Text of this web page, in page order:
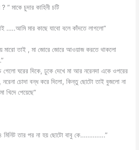
” মাকে চুদার কাহিনী চটি
…..আমি মার কাছে যাবো বলে কাঁদতে লাগলো”
মারো তাই , মা জোরে জোরে আওয়াজ করতে থাকলো
ঘরের দিকে, ঢুকে দেখে মা আর নরেনদা একে ওপরের
চোদা বন্ধ করে দিলো, কিন্তু ছোটো তাই বুজলো না
খিদে পেয়েছে”
মিনিট তার পর না হয় ছোটো বাবু কে…………..”